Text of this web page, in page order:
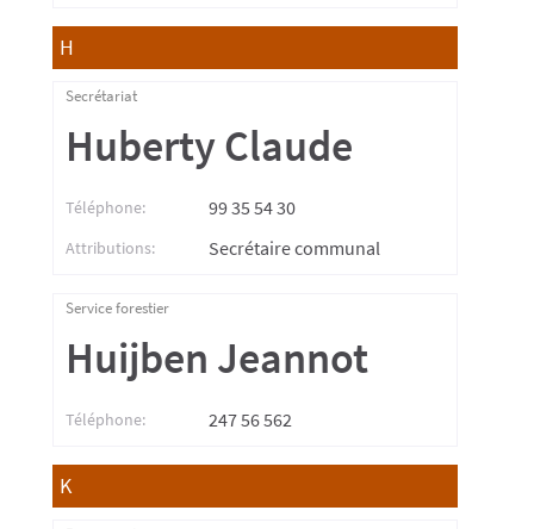
H
Secrétariat
Huberty Claude
Téléphone: 99 35 54 30
Attributions: Secrétaire communal
Service forestier
Huijben Jeannot
Téléphone: 247 56 562
K